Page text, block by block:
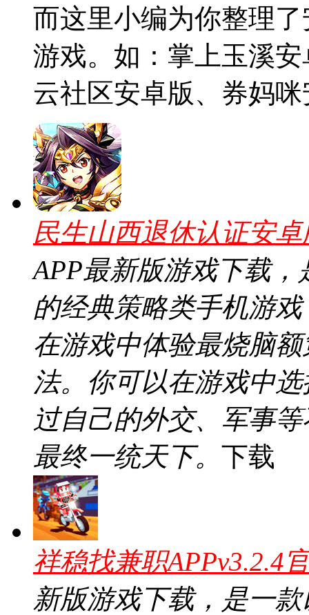
而这里小编为你整理
游戏。如：掌上玉溪
云社区安卓版、券妈
民生山西退休认证安卓
APP最新版游戏下载
的经典策略类手机游
在游戏中体验最烧脑
法。你可以在游戏中
过自己的外交、军事
最终一统天下。 下载
祥稳找兼职APPv3.2.4
新版游戏下载，是一